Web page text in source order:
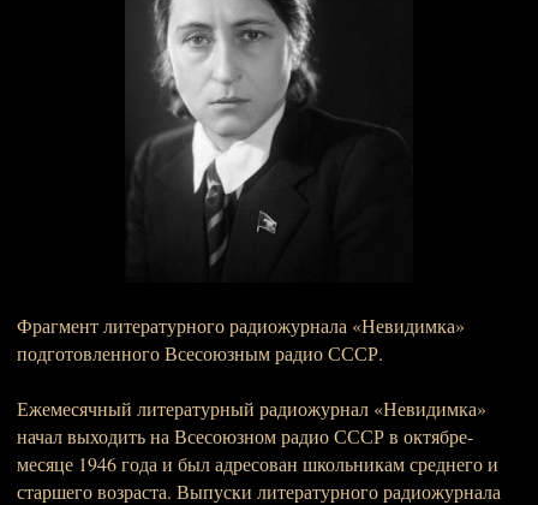
Фрагмент литературного радиожурнала «Невидимка»
подготовленного Всесоюзным радио СССР.
Ежемесячный литературный радиожурнал «Невидимка»
начал выходить на Всесоюзном радио СССР в октябре-
месяце 1946 года и был адресован школьникам среднего и
старшего возраста. Выпуски литературного радиожурнала